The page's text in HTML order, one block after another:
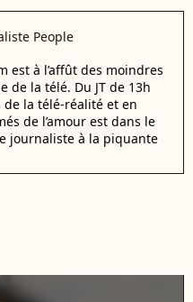
People
est à l’affût des moindres
de la télé. Du JT de 13h
la télé-réalité et en
de l’amour est dans le
journaliste à la piquante